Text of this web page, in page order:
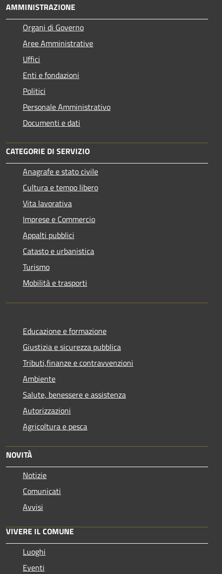
AMMINISTRAZIONE
Organi di Governo
Aree Amministrative
Uffici
Enti e fondazioni
Politici
Personale Amministrativo
Documenti e dati
CATEGORIE DI SERVIZIO
Anagrafe e stato civile
Cultura e tempo libero
Vita lavorativa
Imprese e Commercio
Appalti pubblici
Catasto e urbanistica
Turismo
Mobilità e trasporti
Educazione e formazione
Giustizia e sicurezza pubblica
Tributi,finanze e contravvenzioni
Ambiente
Salute, benessere e assistenza
Autorizzazioni
Agricoltura e pesca
NOVITÀ
Notizie
Comunicati
Avvisi
VIVERE IL COMUNE
Luoghi
Eventi